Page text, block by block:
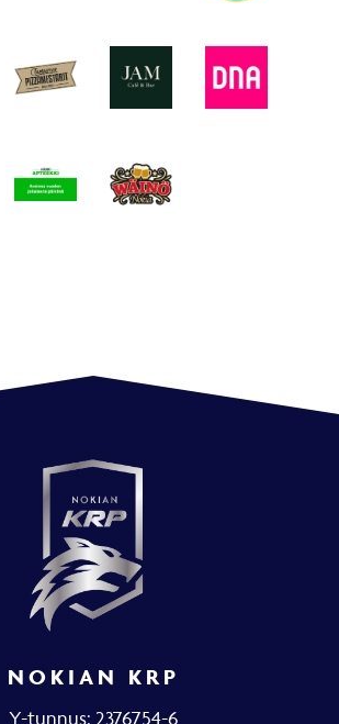
NOKIAN KRP
Y-tunnus: 2376754-6